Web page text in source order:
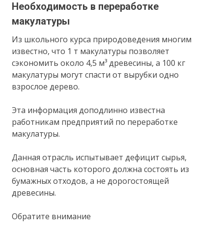
Необходимость в переработке
макулатуры
Из школьного курса природоведения многим
известно, что 1 т макулатуры позволяет
сэкономить около 4,5 м³ древесины, а 100 кг
макулатуры могут спасти от вырубки одно
взрослое дерево.
Эта информация доподлинно известна
работникам предприятий по переработке
макулатуры.
Данная отрасль испытывает дефицит сырья,
основная часть которого должна состоять из
бумажных отходов, а не дорогостоящей
древесины.
Обратите внимание